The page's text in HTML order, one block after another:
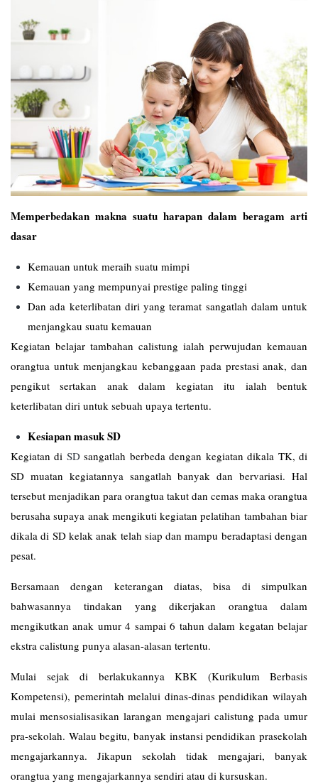
Memperbedakan makna suatu harapan dalam beragam arti
dasar
Kemauan untuk meraih suatu mimpi
Kemauan yang mempunyai prestige paling tinggi
Dan ada keterlibatan diri yang teramat sangatlah dalam untuk
menjangkau suatu kemauan
Kegiatan belajar tambahan calistung ialah perwujudan kemauan
orangtua untuk menjangkau kebanggaan pada prestasi anak, dan
pengikut sertakan anak dalam kegiatan itu ialah bentuk
keterlibatan diri untuk sebuah upaya tertentu.
Kesiapan masuk SD
Kegiatan di SDsangatlah berbeda dengan kegiatan dikala TK, di
SD muatan kegiatannya sangatlah banyak dan bervariasi. Hal
tersebut menjadikan para orangtua takut dan cemas maka orangtua
berusaha supaya anak mengikuti kegiatan pelatihan tambahan biar
dikala di SD kelak anak telah siap dan mampu beradaptasi dengan
pesat.
Bersamaan dengan keterangan diatas, bisa di simpulkan
bahwasannya tindakan yang dikerjakan orangtua dalam
mengikutkan anak umur 4 sampai 6 tahun dalam kegatan belajar
ekstra calistung punya alasan-alasan tertentu.
Mulai sejak di berlakukannya KBK (Kurikulum Berbasis
Kompetensi), pemerintah melalui dinas-dinas pendidikan wilayah
mulai mensosialisasikan larangan mengajari calistung pada umur
pra-sekolah. Walau begitu, banyak instansi pendidikan prasekolah
mengajarkannya. Jikapun sekolah tidak mengajari, banyak
orangtua yang mengajarkannya sendiri atau di kursuskan.